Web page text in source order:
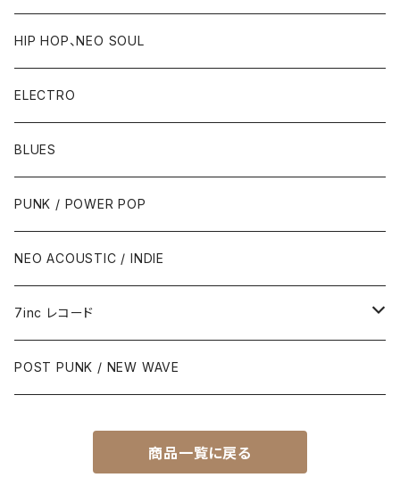
HIP HOP、NEO SOUL
ELECTRO
BLUES
PUNK / POWER POP
NEO ACOUSTIC / INDIE
7inc レコード
PUNK / 2TONE
SKA / ROCK STEADY / REGGAE
POST PUNK / NEW WAVE
商品一覧に戻る